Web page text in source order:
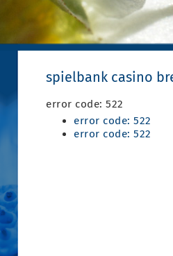
spielbank casino
error code: 522
error code: 522
error code: 522